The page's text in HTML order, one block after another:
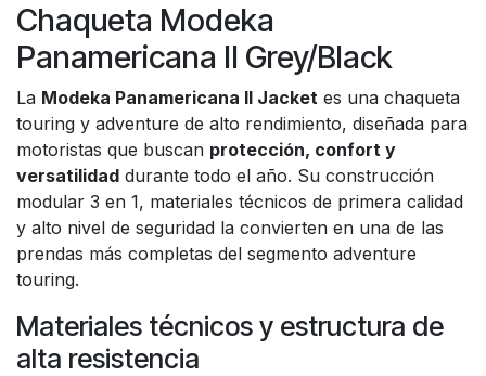
Chaqueta Modeka
Panamericana II Grey/Black
La Modeka Panamericana II Jacket es una chaqueta
touring y adventure de alto rendimiento, diseñada para
motoristas que buscan protección, confort y
versatilidad durante todo el año. Su construcción
modular 3 en 1, materiales técnicos de primera calidad
y alto nivel de seguridad la convierten en una de las
prendas más completas del segmento adventure
touring.
Materiales técnicos y estructura de
alta resistencia